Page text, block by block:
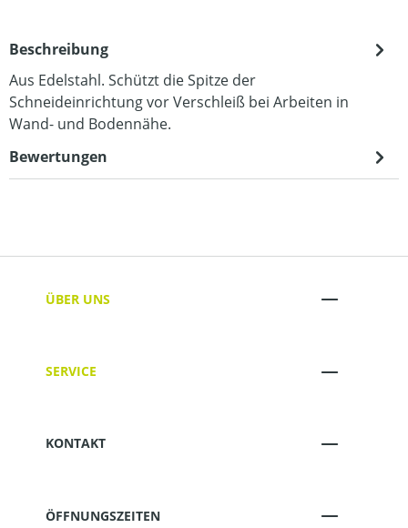
Beschreibung
Aus Edelstahl. Schützt die Spitze der
Schneideinrichtung vor Verschleiß bei Arbeiten in
Wand- und Bodennähe.
Bewertungen
ÜBER UNS
SERVICE
KONTAKT
ÖFFNUNGSZEITEN